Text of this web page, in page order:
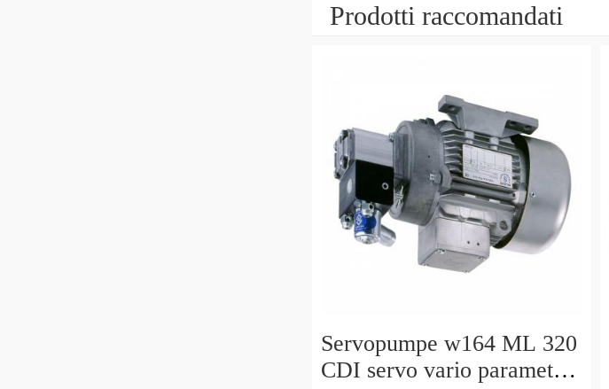
Prodotti raccomandati
Servopumpe w164 ML 320
CDI servo vario parametri